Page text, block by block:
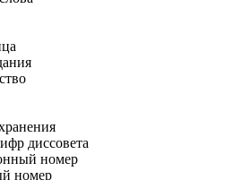
диссовета
номер
номер